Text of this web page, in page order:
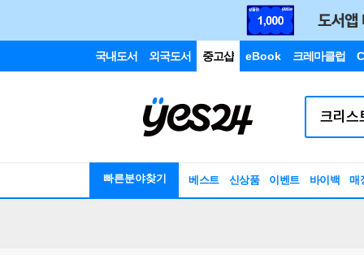
국내도서 외국도서 중고샵 eBook 크레마클럽
빠른분야찾기 베스트 신상품 이벤트 바이백 매